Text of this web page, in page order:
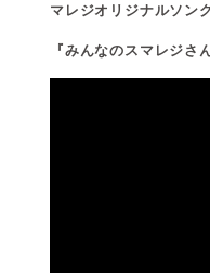
マレジオリジナルソン
『みんなのスマレジさ